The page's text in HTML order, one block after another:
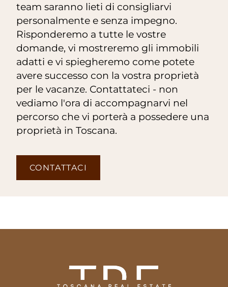
team saranno lieti di consigliarvi
personalmente e senza impegno.
Risponderemo a tutte le vostre
domande, vi mostreremo gli immobili
adatti e vi spiegheremo come potete
avere successo con la vostra proprietà
per le vacanze. Contattateci - non
vediamo l'ora di accompagnarvi nel
percorso che vi porterà a possedere una
proprietà in Toscana.
CONTATTACI